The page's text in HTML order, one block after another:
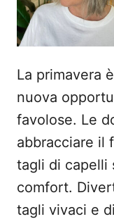
La primavera
nuova
favolose. Le
abbracciare il
tagli di capelli
comfort.
tagli vivaci e